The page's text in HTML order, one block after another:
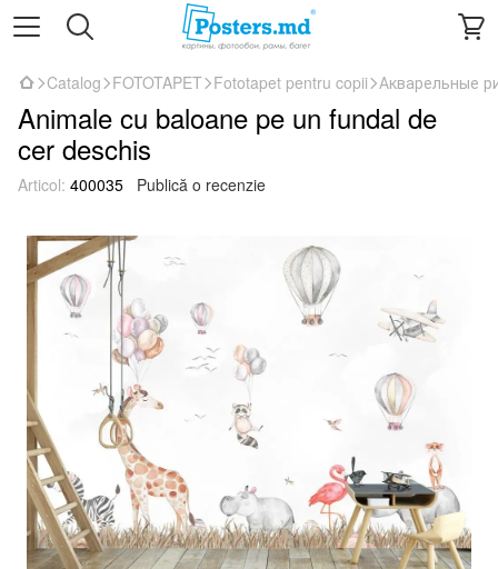
Catalog FOTOTAPET Fototapet pentru copii Акварельные
Animale cu baloane pe un fundal de
cer deschis
Articol: 400035 Publică o recenzie